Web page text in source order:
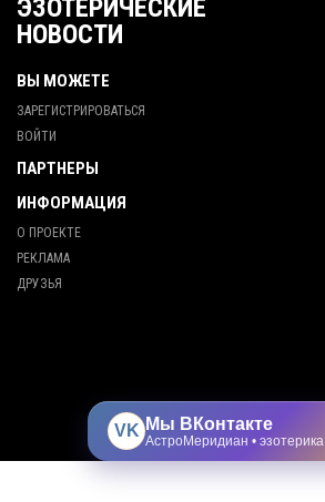
ЭЗОТЕРИЧЕСКИЕ
НОВОСТИ
ВЫ МОЖЕТЕ
ЗАРЕГИСТРИРОВАТЬСЯ
ВОЙТИ
ПАРТНЕРЫ
ИНФОРМАЦИЯ
О ПРОЕКТЕ
РЕКЛАМА
ДРУЗЬЯ
VK Мы ВКонтакте
АстроМеридиан •